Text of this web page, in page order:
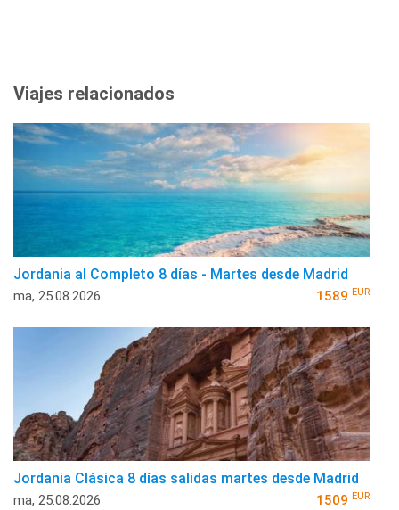
Viajes relacionados
Jordania al Completo 8 días - Martes desde Madrid
ma, 25.08.2026 1589 EUR
Jordania Clásica 8 días salidas martes desde Madrid
ma, 25.08.2026 1509 EUR